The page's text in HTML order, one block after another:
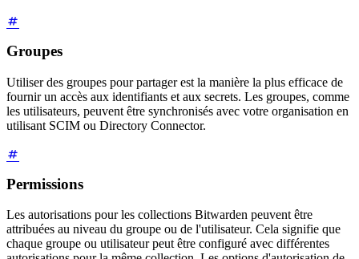
Groupes
Utiliser des groupes pour partager est la manière la plus efficace de
fournir un accès aux identifiants et aux secrets. Les groupes, comme
les utilisateurs, peuvent être synchronisés avec votre organisation en
utilisant SCIM ou Directory Connector.
Permissions
Les autorisations pour les collections Bitwarden peuvent être
attribuées au niveau du groupe ou de l'utilisateur. Cela signifie que
chaque groupe ou utilisateur peut être configuré avec différentes